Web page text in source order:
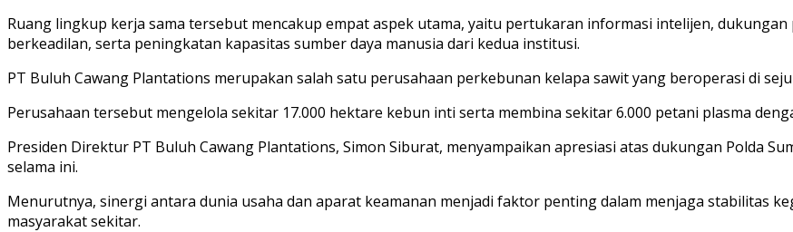
Ruang lingkup kerja sama tersebut mencakup empat aspek utama, yaitu pertukaran informasi intelijen,
berkeadilan, serta peningkatan kapasitas sumber daya manusia dari kedua institusi.
PT Buluh Cawang Plantations merupakan salah satu perusahaan perkebunan kelapa sawit yang beroperasi di
Perusahaan tersebut mengelola sekitar 17.000 hektare kebun inti serta membina sekitar 6.000 petani plasma
Presiden Direktur PT Buluh Cawang Plantations, Simon Siburat, menyampaikan apresiasi atas dukungan Polda
selama ini.
Menurutnya, sinergi antara dunia usaha dan aparat keamanan menjadi faktor penting dalam menjaga stabilitas
masyarakat sekitar.